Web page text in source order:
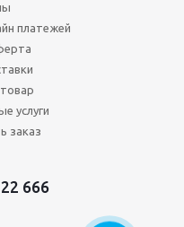
платежей
услуги
заказ
666